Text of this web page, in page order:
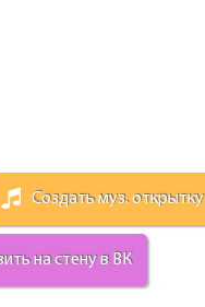
Создать муз. открытку
на стену в ВК